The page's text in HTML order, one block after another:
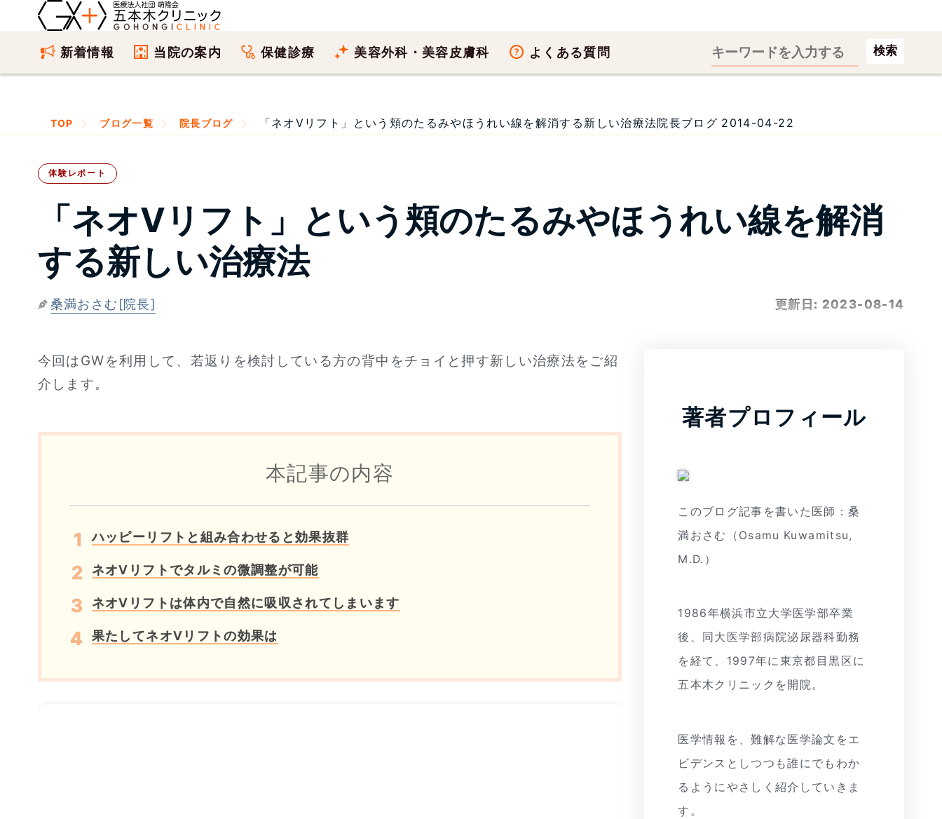
新着情報 当院の案内 保健診療 美容外科・美容皮膚科 よくある質問 検索
TOP ブログ一覧 院長ブログ 「ネオVリフト」という頬のたるみやほうれい線を解消する新しい治療法院長ブログ 2014-04-22
体験レポート
「ネオVリフト」という頬のたるみやほうれい線を解消
する新しい治療法
桑満おさむ[院長] 更新日: 2023-08-14
今回はGWを利用して、若返りを検討している方の背中をチョイと押す新しい治療法をご紹
介します。
本記事の内容
ハッピーリフトと組み合わせると効果抜群
ネオVリフトでタルミの微調整が可能
ネオVリフトは体内で自然に吸収されてしまいます
果たしてネオVリフトの効果は
著者プロフィール
このブログ記事を書いた医師：桑
満おさむ（Osamu Kuwamitsu,
M.D.）
1986年横浜市立大学医学部卒業
後、同大医学部病院泌尿器科勤務
を経て、1997年に東京都目黒区に
五本木クリニックを開院。
医学情報を、難解な医学論文をエ
ビデンスとしつつも誰にでもわか
るようにやさしく紹介していきま
す。